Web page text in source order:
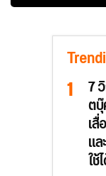
7
ต
เ
แ
ใ